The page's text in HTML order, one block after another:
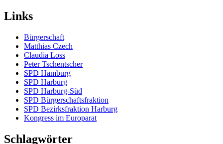
Links
Bürgerschaft
Matthias Czech
Claudia Loss
Peter Tschentscher
SPD Hamburg
SPD Harburg
SPD Harburg-Süd
SPD Bürgerschaftsfraktion
SPD Bezirksfraktion Harburg
Kongress im Europarat
Schlagwörter